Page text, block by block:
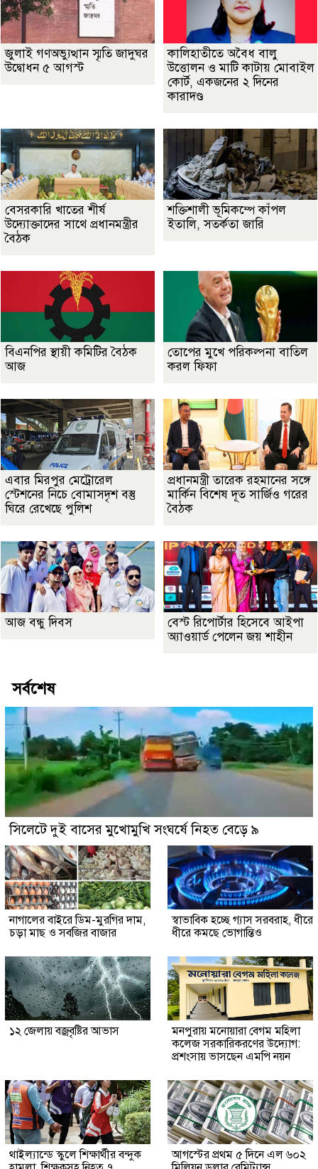
জুলাই গণঅভ্যুত্থান স্মৃতি জাদুঘর
উদ্বোধন ৫ আগস্ট
কালিহাতীতে অবৈধ বালু
উত্তোলন ও মাটি কাটায় মোবাইল
কোর্ট, একজনের ২ দিনের
কারাদণ্ড
বেসরকারি খাতের শীর্ষ
উদ্যোক্তাদের সাথে প্রধানমন্ত্রীর
বৈঠক
শক্তিশালী ভূমিকম্পে কাঁপল
ইতালি, সতর্কতা জারি
বিএনপির স্থায়ী কমিটির বৈঠক
আজ
তোপের মুখে পরিকল্পনা বাতিল
করল ফিফা
এবার মিরপুর মেট্রোরেল
স্টেশনের নিচে বোমাসদৃশ বস্তু
ঘিরে রেখেছে পুলিশ
প্রধানমন্ত্রী তারেক রহমানের সঙ্গে
মার্কিন বিশেষ দূত সার্জিও গরের
বৈঠক
আজ বন্ধু দিবস
বেস্ট রিপোর্টার হিসেবে আইপা
অ্যাওয়ার্ড পেলেন জয় শাহীন
সর্বশেষ
সিলেটে দুই বাসের মুখোমুখি সংঘর্ষে নিহত বেড়ে ৯
নাগালের বাইরে ডিম-মুরগির দাম,
চড়া মাছ ও সবজির বাজার
স্বাভাবিক হচ্ছে গ্যাস সরবরাহ, ধীরে
ধীরে কমছে ভোগান্তিও
১২ জেলায় বজ্রবৃষ্টির আভাস
মনপুরায় মনোয়ারা বেগম মহিলা
কলেজ সরকারিকরণের উদ্যোগ:
প্রশংসায় ভাসছেন এমপি নয়ন
থাইল্যান্ডে স্কুলে শিক্ষার্থীর বন্দুক
আগস্টের প্রথম ৫ দিনে এল ৬০২